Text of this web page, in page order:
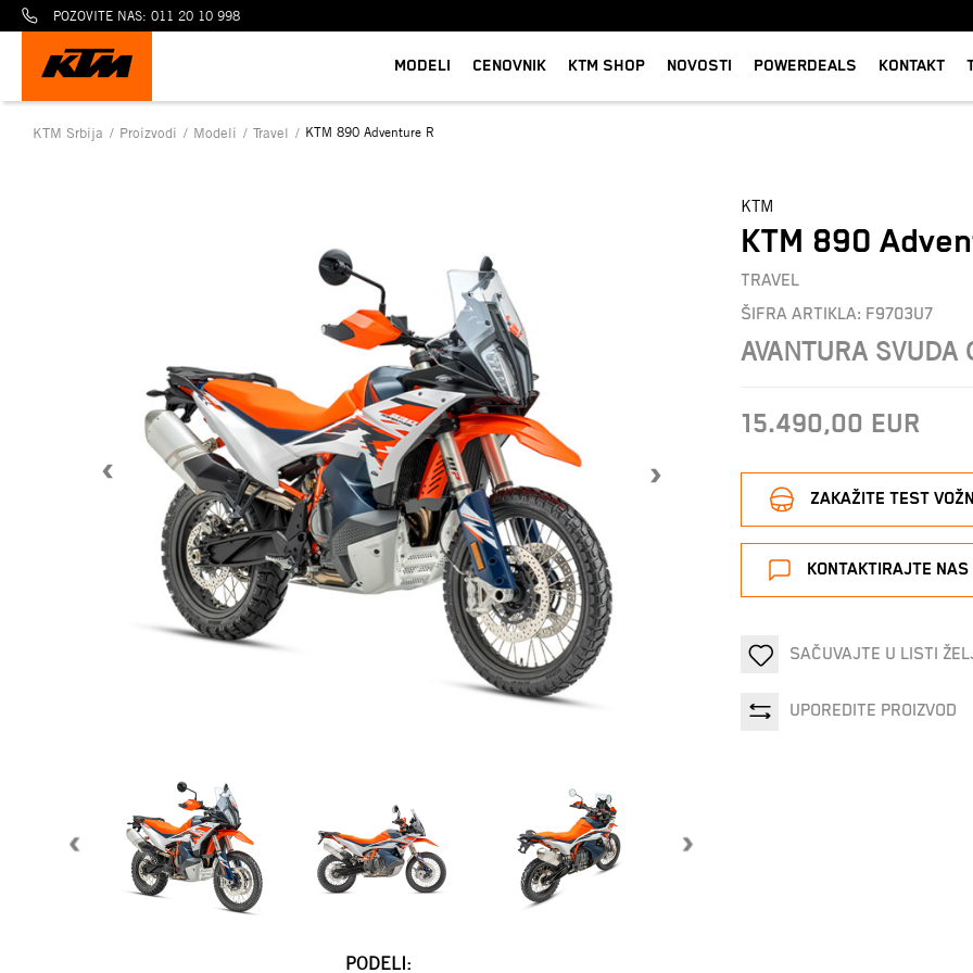
POZOVITE NAS: 011 20 10 998
MODELI CENOVNIK KTM SHOP NOVOSTI POWERDEALS KONTAKT
KTM Srbija Proizvodi Modeli Travel KTM 890 Adventure R
PODELI:
KTM
KTM 890
TRAVEL
ŠIFRA ARTIKLA: F9703U7
AVANTURA SVUDA
15.490,00 EUR
ZAKAŽITE TEST
KONTAKTIRAJTE NAS
SAČUVAJTE U LISTI
UPOREDITE PROIZVOD